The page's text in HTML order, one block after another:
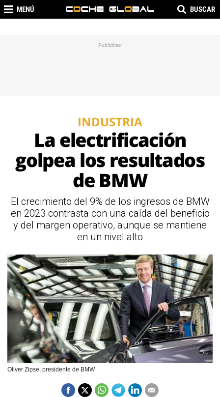
MENÚ BUSCAR
INDUSTRIA
La electrificación
golpea los resultados
de BMW
El crecimiento del 9% de los ingresos de BMW
en 2023 contrasta con una caída del beneficio
y del margen operativo, aunque se mantiene
en un nivel alto
Oliver Zipse, presidente de BMW